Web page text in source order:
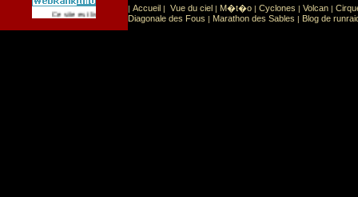
Ce site est list� dans la cat�gorie Sport: Sports extr�mes
| Accueil | Vue du ciel | M�t�o | Cyclones | Volcan |
Diagonale des Fous | Marathon des Sables | Blog de